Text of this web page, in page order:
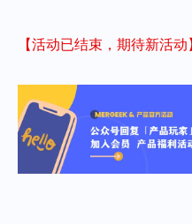
【活动已结束，期待新活动